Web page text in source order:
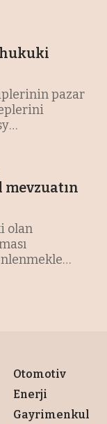
pazar
…
mevzuatın
olan
Otomotiv
Enerji
Gayrimenkul